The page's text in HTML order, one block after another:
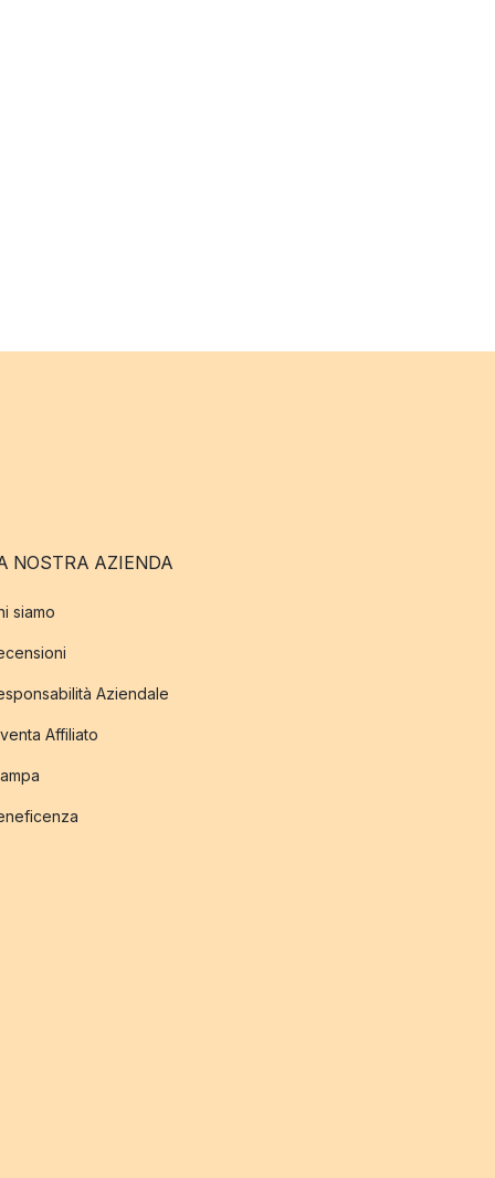
NOSTRA AZIENDA
siamo
Aziendale
Affiliato